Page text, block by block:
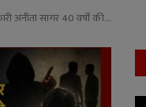
अनीता सागर 40 वर्षों की...